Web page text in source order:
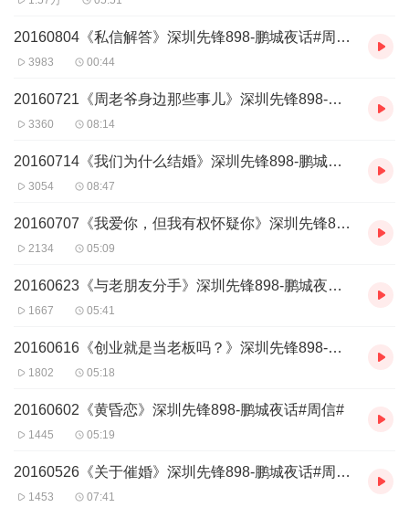
20160804《私信解答》深圳先锋898-鹏城夜话#周信#
3983 00:44
20160721《周老爷身边那些事儿》深圳先锋898-鹏城夜话#周信#
3360 08:14
20160714《我们为什么结婚》深圳先锋898-鹏城夜话#周信#
3054 08:47
20160707《我爱你，但我有权怀疑你》深圳先锋898-鹏城夜话#周信#
2134 05:09
20160623《与老朋友分手》深圳先锋898-鹏城夜话#周信#
1667 05:41
20160616《创业就是当老板吗？》深圳先锋898-鹏城夜话#周信#
1802 05:18
20160602《黄昏恋》深圳先锋898-鹏城夜话#周信#
1445 05:19
20160526《关于催婚》深圳先锋898-鹏城夜话#周信#
1453 07:41